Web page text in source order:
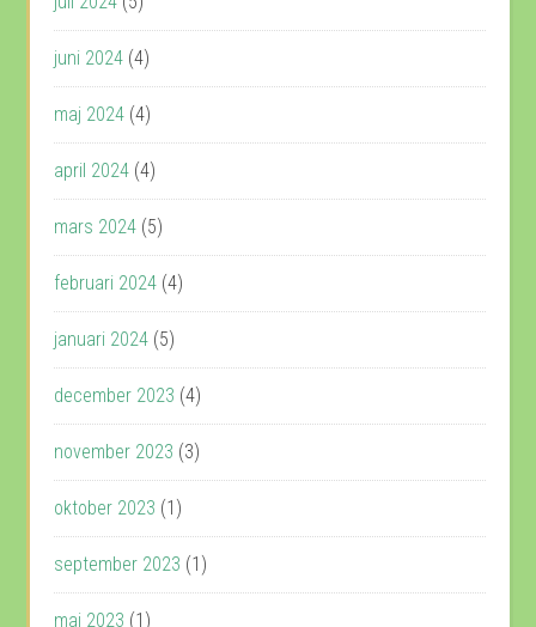
juni 2024 (4)
maj 2024 (4)
april 2024 (4)
mars 2024 (5)
februari 2024 (4)
januari 2024 (5)
december 2023 (4)
november 2023 (3)
oktober 2023 (1)
september 2023 (1)
maj 2023 (1)